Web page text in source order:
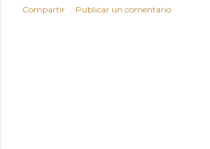
Compartir Publicar un comentario